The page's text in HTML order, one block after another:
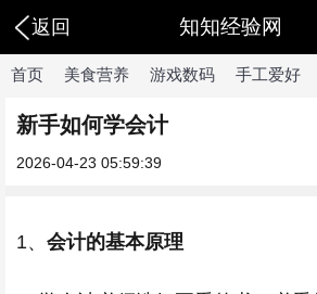
返回 知知经验网
首页 美食营养 游戏数码 手工爱好
新手如何学会计
2026-04-23 05:59:39
1、 会计的基本原理